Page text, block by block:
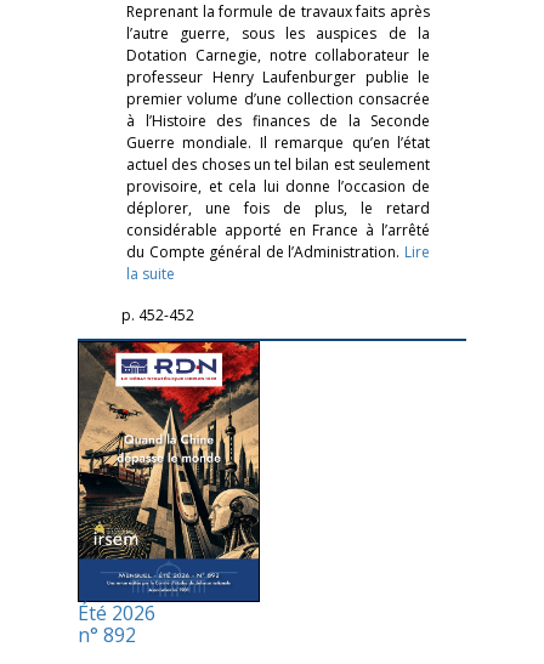
Reprenant la formule de travaux faits après
l’autre guerre, sous les auspices de la
Dotation Carnegie, notre collaborateur le
professeur Henry Laufenburger publie le
premier volume d’une collection consacrée
à l’Histoire des finances de la Seconde
Guerre mondiale. Il remarque qu’en l’état
actuel des choses un tel bilan est seulement
provisoire, et cela lui donne l’occasion de
déplorer, une fois de plus, le retard
considérable apporté en France à l’arrêté
du Compte général de l’Administration. Lire
la suite
p. 452-452
Été 2026
n° 892